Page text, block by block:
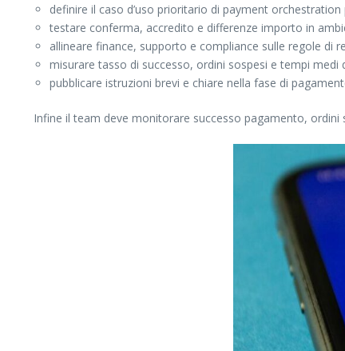
definire il caso d’uso prioritario di payment
testare conferma, accredito e differenze importo in
allineare finance, supporto e compliance sulle regole di
misurare tasso di successo, ordini sospesi e tempi medi
pubblicare istruzioni brevi e chiare nella fase di
Infine il team deve monitorare successo pagamento,